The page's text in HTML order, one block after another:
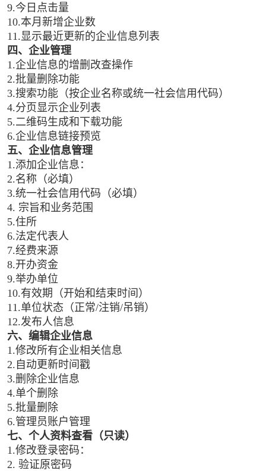
9.今日点击量
10.本月新增企业数
11.显示最近更新的企业信息列表
四、企业管理
1.企业信息的增删改查操作
2.批量删除功能
3.搜索功能（按企业名称或统一社会信用代码）
4.分页显示企业列表
5.二维码生成和下载功能
6.企业信息链接预览
五、企业信息管理
1.添加企业信息：
2.名称（必填）
3.统一社会信用代码（必填）
4. 宗旨和业务范围
5.住所
6.法定代表人
7.经费来源
8.开办资金
9.举办单位
10.有效期（开始和结束时间）
11.单位状态（正常/注销/吊销）
12.发布人信息
六、编辑企业信息
1.修改所有企业相关信息
2.自动更新时间戳
3.删除企业信息
4.单个删除
5.批量删除
6.管理员账户管理
七、个人资料查看（只读）
1.修改登录密码：
2. 验证原密码